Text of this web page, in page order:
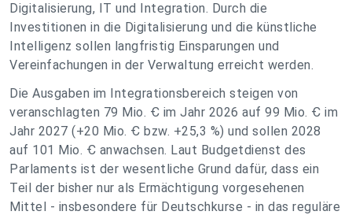
Digitalisierung, IT und Integration. Durch die
Investitionen in die Digitalisierung und die künstliche
Intelligenz sollen langfristig Einsparungen und
Vereinfachungen in der Verwaltung erreicht werden.
Die Ausgaben im Integrationsbereich steigen von
veranschlagten 79 Mio. Ꞓ im Jahr 2026 auf 99 Mio. Ꞓ im
Jahr 2027 (+20 Mio. Ꞓ bzw. +25,3 %) und sollen 2028
auf 101 Mio. Ꞓ anwachsen. Laut Budgetdienst des
Parlaments ist der wesentliche Grund dafür, dass ein
Teil der bisher nur als Ermächtigung vorgesehenen
Mittel - insbesondere für Deutschkurse - in das reguläre